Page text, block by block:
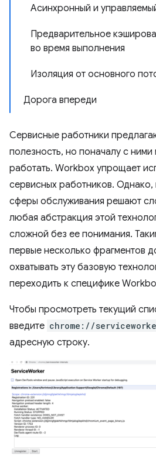
Асинхронный и
Предварительное
во время выполнения
Изоляция от основного
Дорога впереди
Сервисные работники
полезность, но поначалу с
работать. Workbox упрощает
сервисных работников. Однако,
сферы обслуживания решают
любая абстракция этой
сложной без ее понимания.
первые несколько фрагментов
охватывать эту базовую
переходить к специфике
Чтобы просмотреть текущий
введите chrome://
адресную строку.